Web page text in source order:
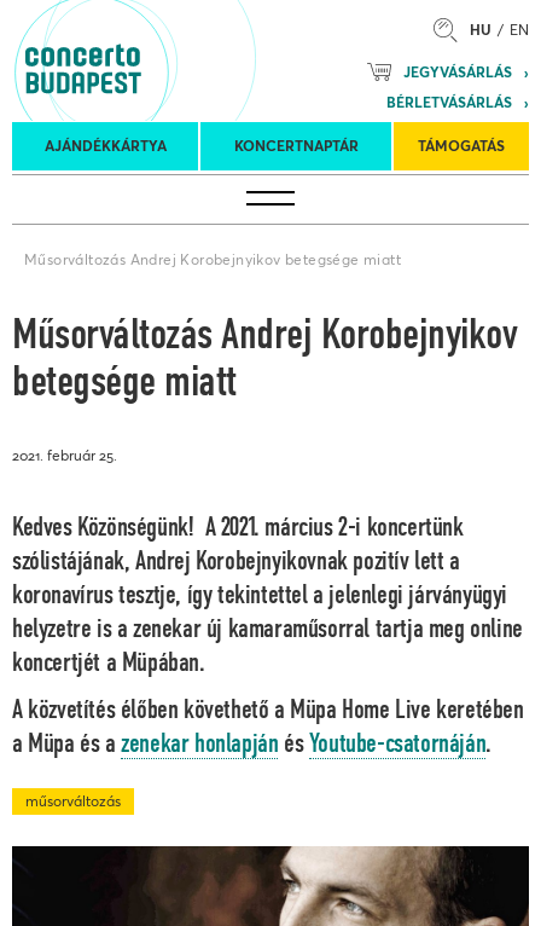
HU EN
JEGYVÁSÁRLÁS
BÉRLETVÁSÁRLÁS
AJÁNDÉKKÁRTYA KONCERTNAPTÁR TÁMOGATÁS
Koncertnaptár
turnék
Kulturális
Program
Felkéréses
koncertek
Műsorváltozás Andrej Korobejnyikov betegsége miatt
Műsorváltozás Andrej Korobejnyikov
betegsége miatt
2021. február 25.
Kedves Közönségünk! A 2021. március 2-i koncertünk
szólistájának, Andrej Korobejnyikovnak pozitív lett a
koronavírus tesztje, így tekintettel a jelenlegi járványügyi
helyzetre is a zenekar új kamaraműsorral tartja meg online
koncertjét a Müpában.
A közvetítés élőben követhető a Müpa Home Live keretében
a Müpa és azenekar honlapján és Youtube-csatornáján.
műsorváltozás